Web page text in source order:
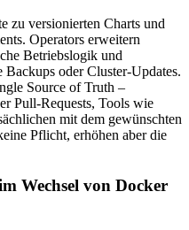
zu versionierten Charts und
Operators erweitern
Betriebslogik und
oder Cluster-Updates.
Source of Truth –
Pull-Requests, Tools wie
mit dem gewünschten
Pflicht, erhöhen aber die
Wechsel von Docker